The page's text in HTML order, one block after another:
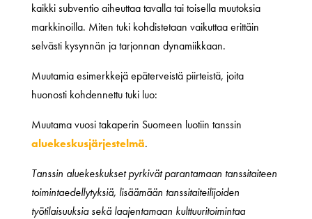
kaikki subventio aiheuttaa tavalla tai toisella muutoksia
markkinoilla. Miten tuki kohdistetaan vaikuttaa erittäin
selvästi kysynnän ja tarjonnan dynamiikkaan.
Muutamia esimerkkejä epäterveistä piirteistä, joita
huonosti kohdennettu tuki luo:
Muutama vuosi takaperin Suomeen luotiin tanssin
aluekeskusjärjestelmä.
Tanssin aluekeskukset pyrkivät parantamaan tanssitaiteen
toimintaedellytyksiä, lisäämään tanssitaiteilijoiden
työtilaisuuksia sekä laajentamaan kulttuuritoimintaa